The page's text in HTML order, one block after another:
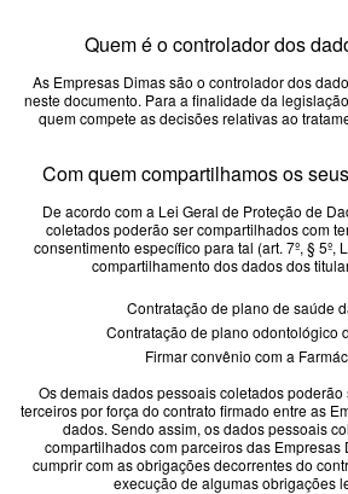
Quem é o controlador dos
As Empresas Dimas são o controlador dos
neste documento. Para a finalidade da
quem compete as decisões relativas ao
Com quem compartilhamos os
De acordo com a Lei Geral de Proteção de
coletados poderão ser compartilhados com
consentimento específico para tal (art. 7º, § 5º,
compartilhamento dos dados dos
Contratação de plano de saúde
Contratação de plano odontológico
Firmar convênio com a
Os demais dados pessoais coletados
terceiros por força do contrato firmado entre as
dados. Sendo assim, os dados pessoais
compartilhados com parceiros das Empresas
cumprir com as obrigações decorrentes do
execução de algumas obrigações